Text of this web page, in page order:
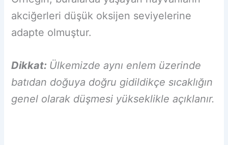
akciğerleri düşük oksijen seviyelerine
adapte olmuştur.
Dikkat: Ülkemizde aynı enlem üzerinde
batıdan doğuya doğru gidildikçe sıcaklığın
genel olarak düşmesi yükseklikle açıklanır.